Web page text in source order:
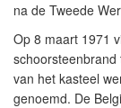
na de Tweede
Op 8 maart 1971
van het kasteel
genoemd. De